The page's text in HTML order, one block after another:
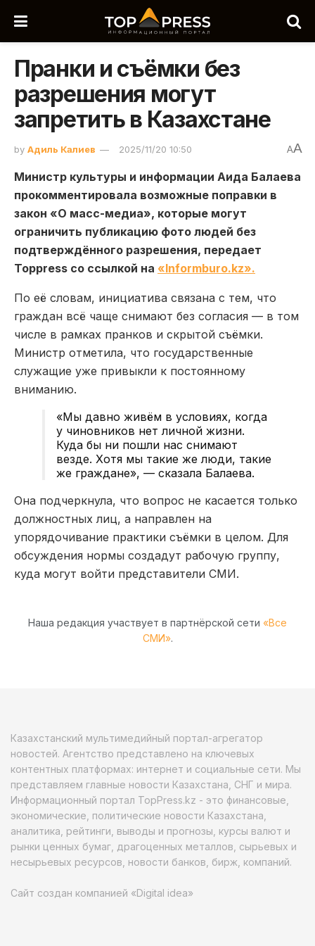
Пранки и съёмки без
разрешения могут
запретить в Казахстане
by Адиль Калиев 2025/11/20 10:50 AA
Министр культуры и информации Аида Балаева
прокомментировала возможные поправки в
закон «О масс-медиа», которые могут
ограничить публикацию фото людей без
подтверждённого разрешения, передает
Toppress со ссылкой на «Informburo.kz».
По её словам, инициатива связана с тем, что
граждан всё чаще снимают без согласия — в том
числе в рамках пранков и скрытой съёмки.
Министр отметила, что государственные
служащие уже привыкли к постоянному
вниманию.
«Мы давно живём в условиях, когда
у чиновников нет личной жизни.
Куда бы ни пошли нас снимают
везде. Хотя мы такие же люди, такие
же граждане», — сказала Балаева.
Она подчеркнула, что вопрос не касается только
должностных лиц, а направлен на
упорядочивание практики съёмки в целом. Для
обсуждения нормы создадут рабочую группу,
куда могут войти представители СМИ.
Наша редакция участвует в партнёрской сети «Все
СМИ».
Казахстанский мультимедийный портал-агрегатор
новостей. Агентство представлено на ключевых
контентных платформах: интернет и социальные сети. Мы
представляем главные новости Казахстана, СНГ и мира.
Информационный портал TopPress.kz - это финансовые,
экономические, политические новости Казахстана,
аналитика, рейтинги, выводы и прогнозы, курсы валют и
рынки ценных бумаг, драгоценных металлов, сырьевых и
несырьевых ресурсов, новости банков, бирж, компаний.
Сайт создан компанией «Digital idea»